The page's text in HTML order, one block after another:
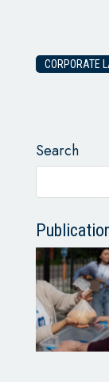
CORPORATE
Search